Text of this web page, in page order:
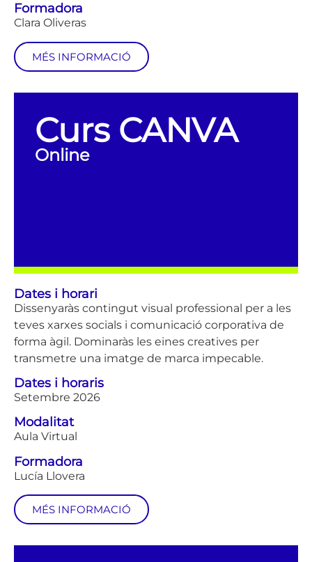
Formadora
Clara Oliveras
MÉS INFORMACIÓ
Curs CANVA
Online
Dates i horari
Dissenyaràs contingut visual professional per a les
teves xarxes socials i comunicació corporativa de
forma àgil. Dominaràs les eines creatives per
transmetre una imatge de marca impecable.
Dates i horaris
Setembre 2026
Modalitat
Aula Virtual
Formadora
Lucía Llovera
MÉS INFORMACIÓ